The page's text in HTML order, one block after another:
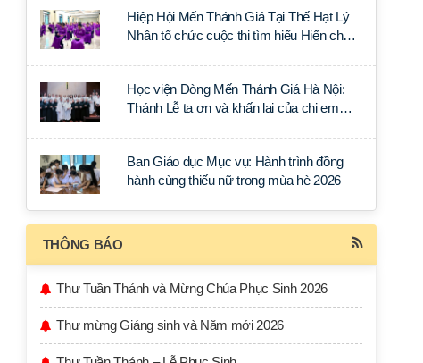
Hiệp Hội Mến Thánh Giá Tại Thế Hạt Lý
Nhân tổ chức cuộc thi tìm hiểu Hiến chế
Học viện Dòng Mến Thánh Giá Hà Nội:
Thánh Lễ tạ ơn và khấn lại của chị em
Ban Giáo dục Mục vụ: Hành trình đồng
hành cùng thiếu nữ trong mùa hè 2026
THÔNG BÁO
Thư Tuần Thánh và Mừng Chúa Phục Sinh 2026
Thư mừng Giáng sinh và Năm mới 2026